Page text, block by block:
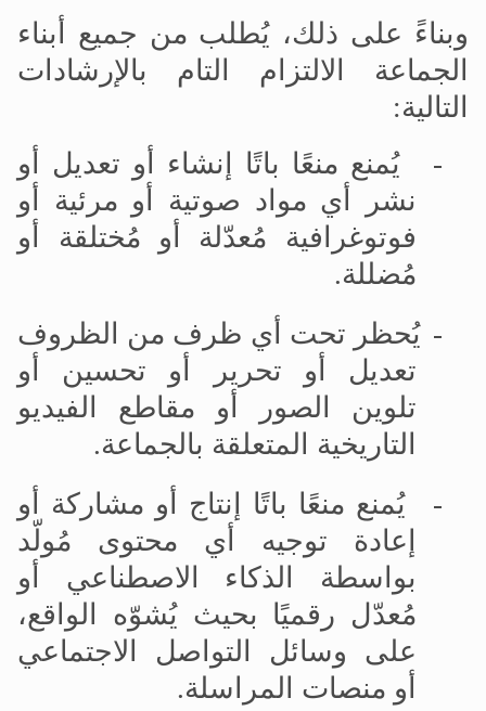
وبناءً على ذلك، يُطلب من جميع أبناء
الجماعة الالتزام التام بالإرشادات
التالية:
-
يُمنع منعًا باتًا إنشاء أو تعديل أو
نشر أي مواد صوتية أو مرئية أو
فوتوغرافية مُعدّلة أو مُختلقة أو
مُضللة.
- يُحظر تحت أي ظرف من الظروف
تعديل أو تحرير أو تحسين أو
تلوين الصور أو مقاطع الفيديو
التاريخية المتعلقة بالجماعة.
-
يُمنع منعًا باتًا إنتاج أو مشاركة أو
إعادة توجيه أي محتوى مُولّد
بواسطة الذكاء الاصطناعي أو
مُعدّل رقميًا بحيث يُشوّه الواقع،
على وسائل التواصل الاجتماعي
أو منصات المراسلة.